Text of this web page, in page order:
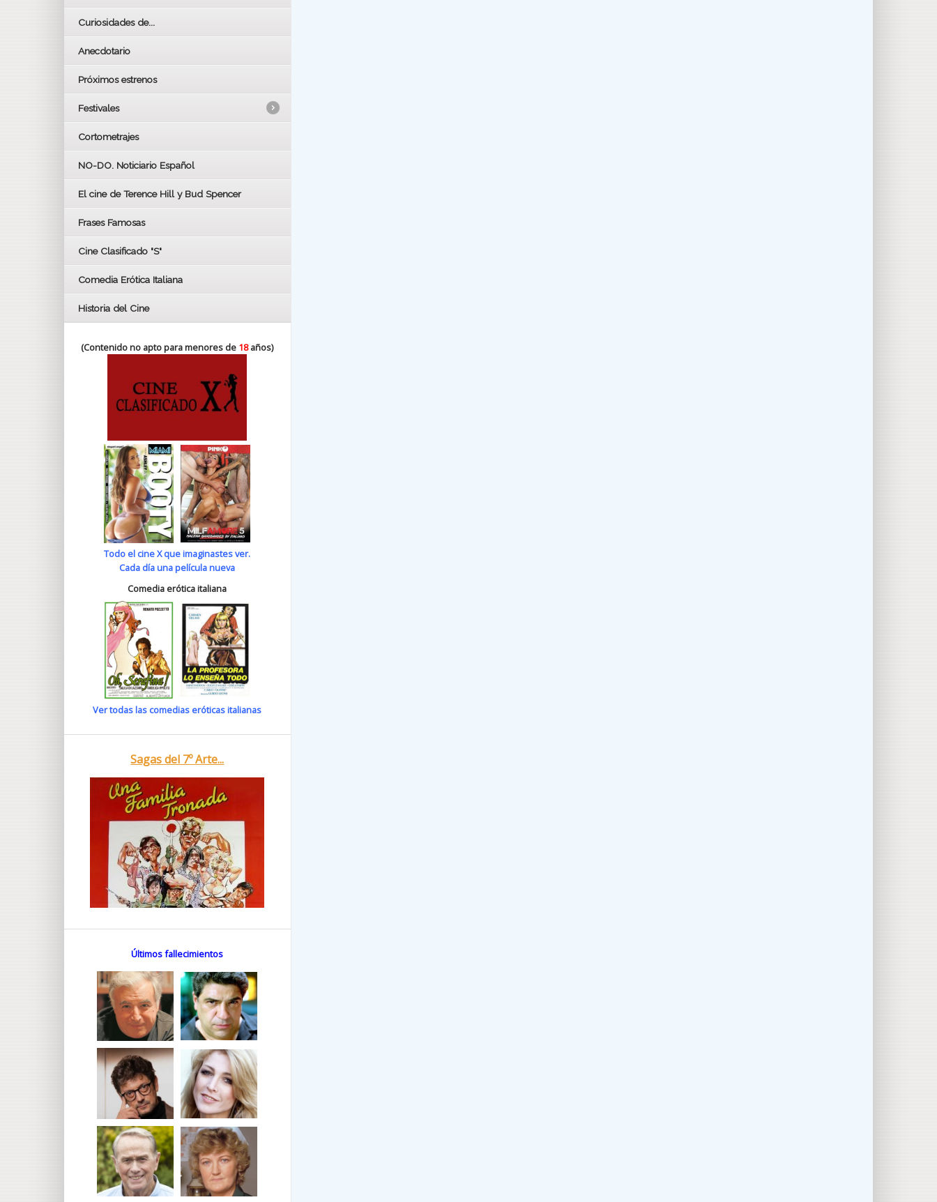
Curiosidades de...
Anecdotario
Próximos estrenos
Festivales
LOS OSCARS
BAFTA
Cortometrajes
NO-DO. Noticiario Español
El cine de Terence Hill y Bud Spencer
Frases Famosas
Cine Clasificado "S"
Comedia Erótica Italiana
Historia del Cine
(Contenido no apto para menores de 18años)
Todo el cine X que imaginastes ver.
Cada día una película nueva
Comedia erótica italiana
Ver todas las comedias eróticas italianas
Sagas del 7º Arte...
Últimos fallecimientos